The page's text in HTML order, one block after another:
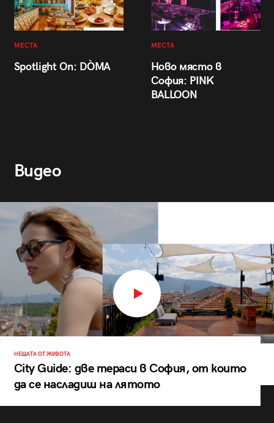
МЕСТА
Spotlight On: DÒMA
МЕСТА
Ново място в
София: PINK
BALLOON
Видео
НЕЩАТА ОТ ЖИВОТА
City Guide: две тераси в София, от които
да се насладиш на лятото